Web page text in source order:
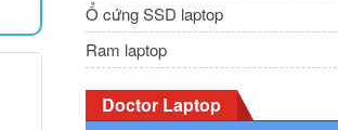
Ổ cứng SSD laptop
Ram laptop
Doctor Laptop